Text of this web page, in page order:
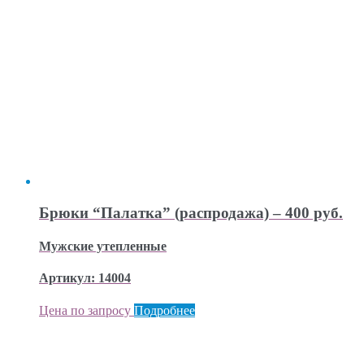
Брюки “Палатка” (распродажа) – 400 руб.
Мужские утепленные
Артикул: 14004
Цена по запросу Подробнее